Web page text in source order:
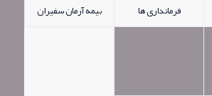
فرمانداری ها
بیمه آرمان سفیران